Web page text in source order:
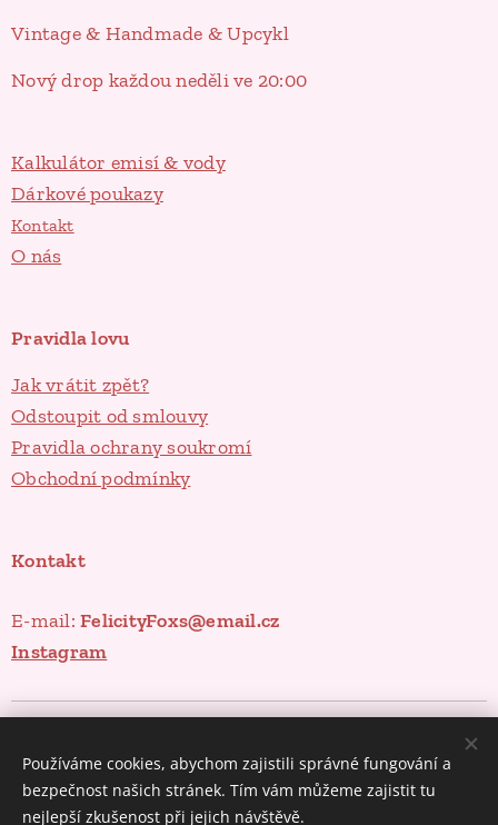
Vintage & Handmade & Upcykl
Nový drop každou neděli ve 20:00
Kalkulátor emisí & vody
Dárkové poukazy
Kontakt
O nás
Pravidla lovu
Jak vrátit zpět?
Odstoupit od smlouvy
Pravidla ochrany soukromí
Obchodní podmínky
Kontakt
E-mail:FelicityFoxs@email.cz
Instagram
Měna
CZK Kč
EUR €
Používáme cookies, abychom zajistili správné fungování a
bezpečnost našich stránek. Tím vám můžeme zajistit tu
nejlepší zkušenost při jejich návštěvě.